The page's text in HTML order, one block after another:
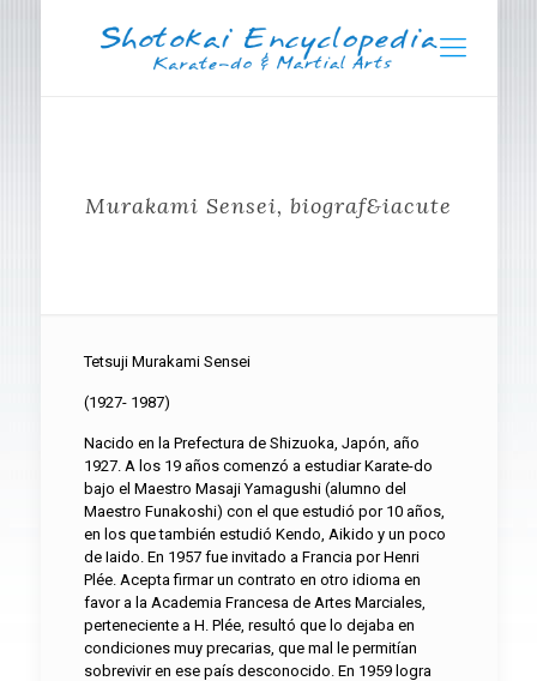
Murakami Sensei, biograf&iacute
Tetsuji Murakami Sensei
(1927- 1987)
Nacido en la Prefectura de Shizuoka, Japón, año
1927. A los 19 años comenzó a estudiar Karate-do
bajo el Maestro Masaji Yamagushi (alumno del
Maestro Funakoshi) con el que estudió por 10 años,
en los que también estudió Kendo, Aikido y un poco
de Iaido. En 1957 fue invitado a Francia por Henri
Plée. Acepta firmar un contrato en otro idioma en
favor a la Academia Francesa de Artes Marciales,
perteneciente a H. Plée, resultó que lo dejaba en
condiciones muy precarias, que mal le permitían
sobrevivir en ese país desconocido. En 1959 logra